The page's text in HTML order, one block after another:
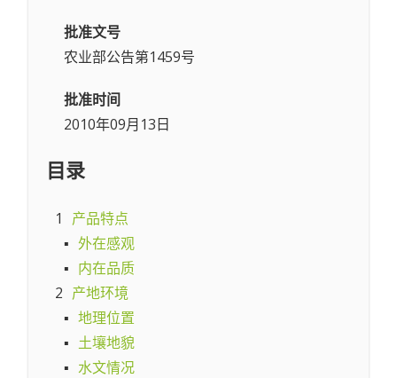
批准文号
农业部公告第1459号
批准时间
2010年09月13日
目录
1
产品特点
▪ 外在感观
▪ 内在品质
2 产地环境
▪ 地理位置
▪ 土壤地貌
▪ 水文情况